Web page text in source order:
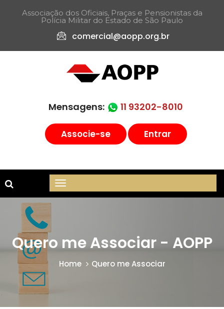
Associação dos Oficiais, Praças e Pensionistas da
Polícia Militar do Estado de São Paulo​
comercial@aopp.org.br
Mensagens: 11 93202-8010
Associe-se Entrar
Quero me Associar - AOPP
Home Quero me Associar